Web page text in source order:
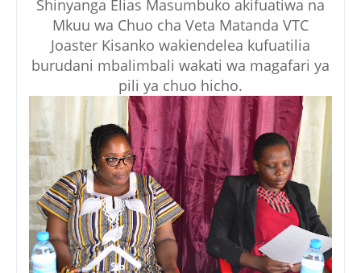
Shinyanga Elias Masumbuko akifuatiwa na
Mkuu wa Chuo cha Veta Matanda VTC
Joaster Kisanko wakiendelea kufuatilia
burudani mbalimbali wakati wa magafari ya
pili ya chuo hicho.